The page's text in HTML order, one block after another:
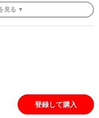
見る ▼
登録して購入